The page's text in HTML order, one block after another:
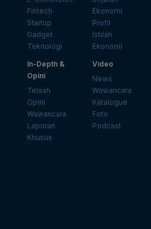
Fintech
Startup
Gadget
Teknologi
Ekonomi
Profil
Istilah
Ekonomi
In-Depth &
Opini
Telaah
Opini
Wawancara
Laporan
Khusus
Video
News
Wawancara
Katalogue
Foto
Podcast